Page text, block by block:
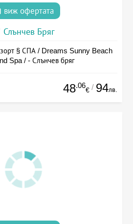
виж офертата
Слънчев Бряг
§ СПА / Dreams Sunny Beach
Spa / - Слънчев бряг
48.06
€ / 94лв.